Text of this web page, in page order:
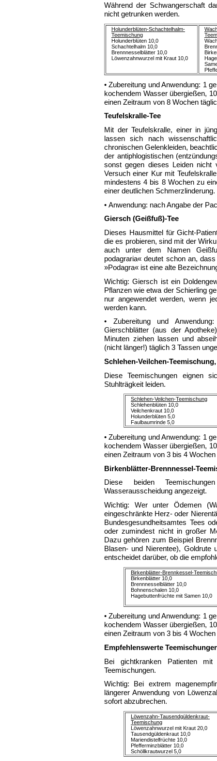
Während der Schwangerschaft
nicht getrunken werden.
Holunderblüten-Schachtelhalm-
Teemischung
Holunderblüten 10,0
Schachtelhalm 10,0
Brennnesselblätter 10,0
Löwenzahnwurzel mit Kraut 10,0
• Zubereitung und Anwendung: 1
kochendem Wasser übergießen,
einen Zeitraum von 8 Wochen
Teufelskralle-Tee
Mit der Teufelskralle, einer in
lassen sich nach
chronischen Gelenkleiden,
der antiphlogistischen
sonst gegen dieses Leiden nicht
Versuch einer Kur mit
mindestens 4 bis 8 Wochen zu
einer deutlichen
• Anwendung: nach Angabe der
Giersch (Geißfuß)-Tee
Dieses Hausmittel für Gicht-
die es probieren, sind mit der
auch unter dem Namen
podagraria« deutet schon an,
»Podagra« ist eine alte
Wichtig: Giersch ist ein
Pflanzen wie etwa der Schierling
nur angewendet werden, wenn
werden kann.
• Zubereitung und
Gierschblätter (aus der
Minuten ziehen lassen und
(nicht länger!) täglich 3 Tassen
Schlehen-Veilchen-
Diese Teemischungen eignen
Stuhlträgkeit leiden.
Schlehen-Veilchen-Teemischung
Schlehenblüten 10,0
Veilchenkraut 10,0
Holunderblüten 5,0
Faulbaumrinde 5,0
• Zubereitung und Anwendung: 1
kochendem Wasser übergießen,
einen Zeitraum von 3 bis 4
Birkenblätter-Brennnessel-
Diese beiden
Wasserausscheidung angezeigt.
Wichtig: Wer unter Ödemen
eingeschränkte Herz- oder
Bundesgesundheitsamtes Tees
oder zumindest nicht in großer
Dazu gehören zum Beispiel
Blasen- und Nierentee), Goldrute
entscheidet darüber, ob die
Birkenblätter-Brennkessel-
Birkenblätter 10,0
Brennnesselblätter 10,0
Bohnenschalen 10,0
Hagebuttenfrüchte mit Samen 10,0
• Zubereitung und Anwendung: 1
kochendem Wasser übergießen,
einen Zeitraum von 3 bis 4
Empfehlenswerte
Bei gichtkranken Patienten
Teemischungen.
Wichtig: Bei extrem
längerer Anwendung von
sofort abzubrechen.
Löwenzahn-Tausendgüldenkraut-
Teemischung
Löwenzahnwurzel mit Kraut 20,0
Tausendgüldenkraut 10,0
Mariendistelfrüchte 10,0
Pfefferminzblätter 10,0
Schöllkrautwurzel 5,0